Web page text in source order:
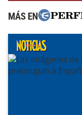
MÁS EN